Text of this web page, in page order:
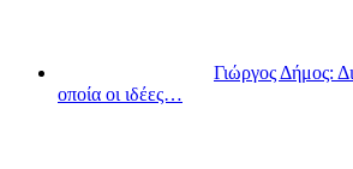
Γιώργος Δήμος:
οποία οι ιδέες…